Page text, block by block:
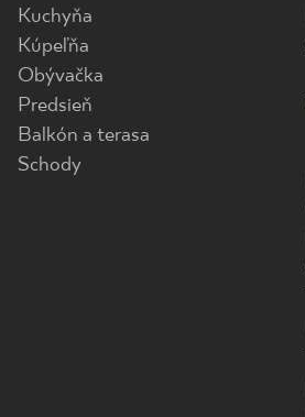
Kuchyňa
Kúpeľňa
Obývačka
Predsieň
Balkón a terasa
Schody